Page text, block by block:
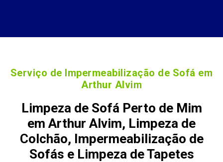
Serviço de Impermeabilização de Sofá em
Arthur Alvim
Limpeza de Sofá Perto de Mim
em Arthur Alvim, Limpeza de
Colchão, Impermeabilização de
Sofás e Limpeza de Tapetes